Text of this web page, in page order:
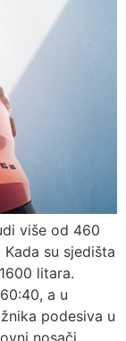
više od 460
su sjedišta
litara.
a u
podesiva u